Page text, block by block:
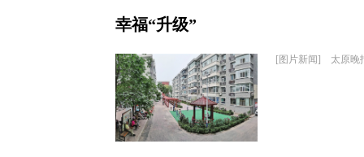
幸福“升级”
[图片新闻] 太原晚